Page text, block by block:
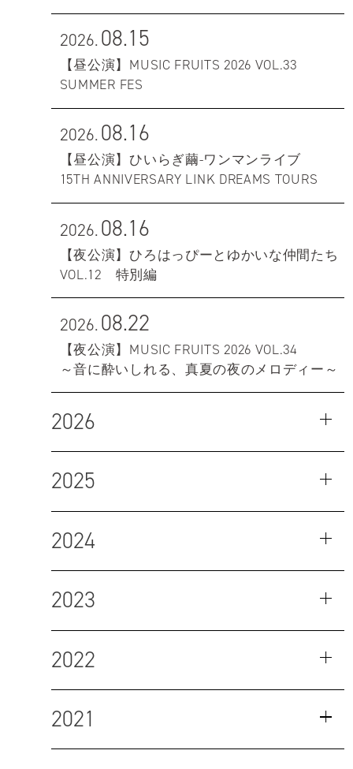
2026.08.15
【昼公演】MUSIC FRUITS 2026 VOL.33
SUMMER FES
2026.08.16
【昼公演】ひいらぎ繭-ワンマンライブ
15TH ANNIVERSARY LINK DREAMS TOURS
2026.08.16
【夜公演】ひろはっぴーとゆかいな仲間たち
VOL.12 特別編
2026.08.22
【夜公演】MUSIC FRUITS 2026 VOL.34
～音に酔いしれる、真夏の夜のメロディー～
2026
2025
2024
2023
2022
2021